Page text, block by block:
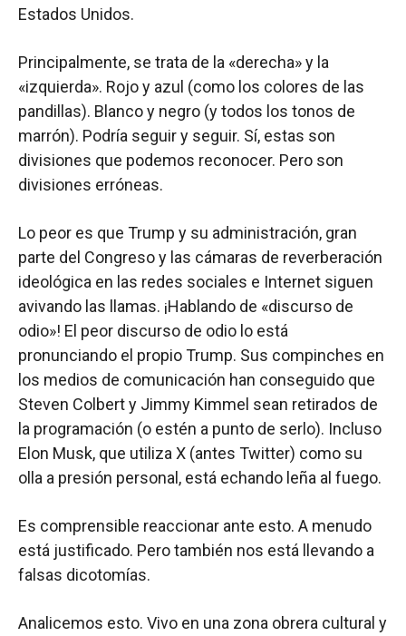
Estados Unidos.
Principalmente, se trata de la «derecha» y la
«izquierda». Rojo y azul (como los colores de las
pandillas). Blanco y negro (y todos los tonos de
marrón). Podría seguir y seguir. Sí, estas son
divisiones que podemos reconocer. Pero son
divisiones erróneas.
Lo peor es que Trump y su administración, gran
parte del Congreso y las cámaras de reverberación
ideológica en las redes sociales e Internet siguen
avivando las llamas. ¡Hablando de «discurso de
odio»! El peor discurso de odio lo está
pronunciando el propio Trump. Sus compinches en
los medios de comunicación han conseguido que
Steven Colbert y Jimmy Kimmel sean retirados de
la programación (o estén a punto de serlo). Incluso
Elon Musk, que utiliza X (antes Twitter) como su
olla a presión personal, está echando leña al fuego.
Es comprensible reaccionar ante esto. A menudo
está justificado. Pero también nos está llevando a
falsas dicotomías.
Analicemos esto. Vivo en una zona obrera cultural y